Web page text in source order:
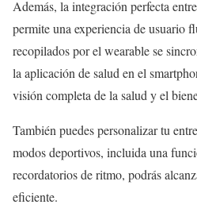
Además, la integración perfecta
permite una experiencia de usuario
recopilados por el wearable se
la aplicación de salud en el
visión completa de la salud y el
También puedes personalizar tu
modos deportivos, incluida una
recordatorios de ritmo, podrás
eficiente.